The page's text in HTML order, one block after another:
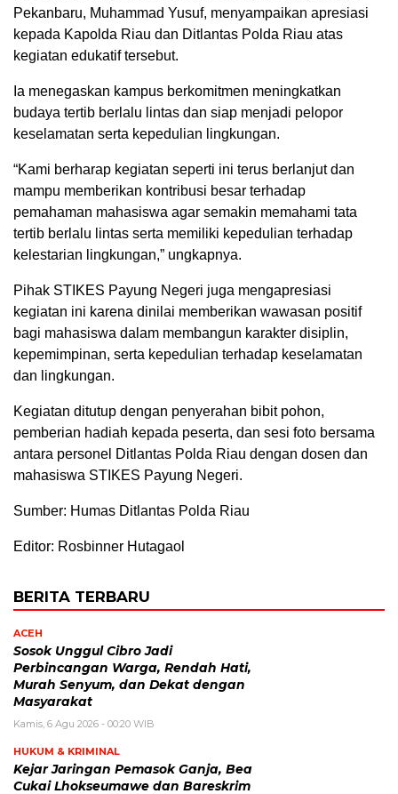
Pekanbaru, Muhammad Yusuf, menyampaikan apresiasi
kepada Kapolda Riau dan Ditlantas Polda Riau atas
kegiatan edukatif tersebut.
Ia menegaskan kampus berkomitmen meningkatkan
budaya tertib berlalu lintas dan siap menjadi pelopor
keselamatan serta kepedulian lingkungan.
“Kami berharap kegiatan seperti ini terus berlanjut dan
mampu memberikan kontribusi besar terhadap
pemahaman mahasiswa agar semakin memahami tata
tertib berlalu lintas serta memiliki kepedulian terhadap
kelestarian lingkungan,” ungkapnya.
Pihak STIKES Payung Negeri juga mengapresiasi
kegiatan ini karena dinilai memberikan wawasan positif
bagi mahasiswa dalam membangun karakter disiplin,
kepemimpinan, serta kepedulian terhadap keselamatan
dan lingkungan.
Kegiatan ditutup dengan penyerahan bibit pohon,
pemberian hadiah kepada peserta, dan sesi foto bersama
antara personel Ditlantas Polda Riau dengan dosen dan
mahasiswa STIKES Payung Negeri.
Sumber: Humas Ditlantas Polda Riau
Editor: Rosbinner Hutagaol
BERITA TERBARU
ACEH
Sosok Unggul Cibro Jadi
Perbincangan Warga, Rendah Hati,
Murah Senyum, dan Dekat dengan
Masyarakat
Kamis, 6 Agu 2026 - 00:20 WIB
HUKUM & KRIMINAL
Kejar Jaringan Pemasok Ganja, Bea
Cukai Lhokseumawe dan Bareskrim